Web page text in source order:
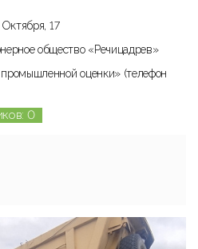
Октября, 17
общество «Речицадрев»
оценки» (телефон
0